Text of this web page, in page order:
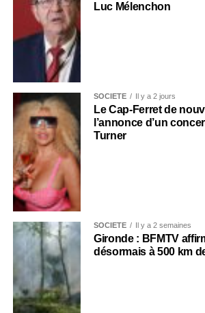
Luc Mélenchon
SOCIÉTÉ Il y a 2 jours
Le Cap-Ferret de
l’annonce d’un
Turner
SOCIÉTÉ Il y a 2 semaines
Gironde : BFMTV
désormais à 500 km